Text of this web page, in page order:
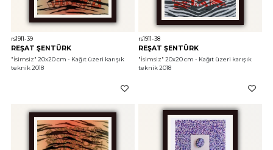
rs1911-39
REŞAT ŞENTÜRK
"İsimsiz" 20x20 cm - Kağıt üzeri karışık
teknik 2018
rs1911-38
REŞAT ŞENTÜRK
"İsimsiz" 20x20 cm - Kağıt üzeri karışık
teknik 2018